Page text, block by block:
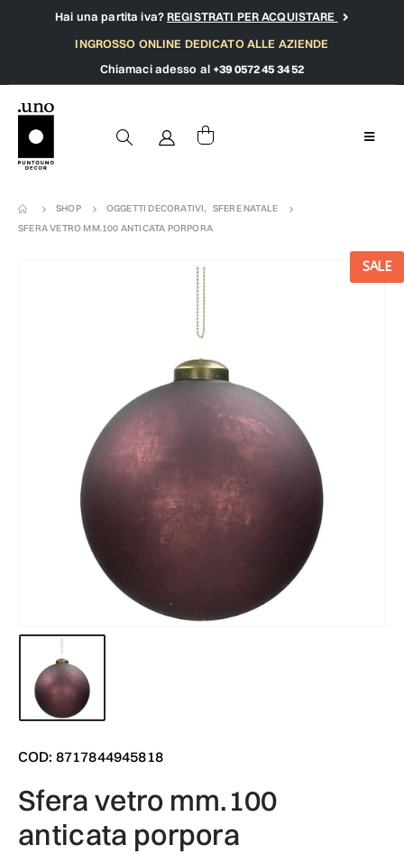
Hai una partita iva?REGISTRATI PER ACQUISTARE
INGROSSO ONLINE DEDICATO ALLE AZIENDE
Chiamaci adesso al +39 0572 45 34 52
SHOP OGGETTI DECORATIVI,
SFERE NATALE
SFERA VETRO MM.100 ANTICATA PORPORA
SALE
COD: 8717844945818
sfera vetro mm.100
anticata porpora